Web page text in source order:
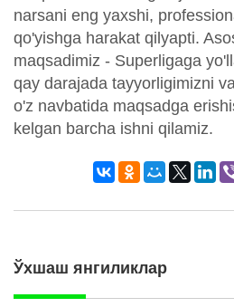
narsani eng yaxshi,
qo'yishga harakat qilyapti.
maqsadimiz - Superligaga
qay darajada tayyorligimizni
o'z navbatida maqsadga
kelgan barcha ishni qilamiz.
Ўхшаш янгиликлар